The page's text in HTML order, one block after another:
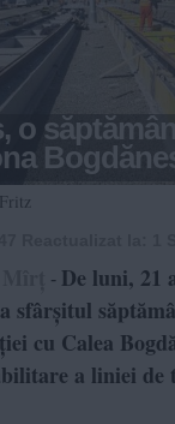
o
- De luni, 21
sfârșitul
cu Calea
a liniei de